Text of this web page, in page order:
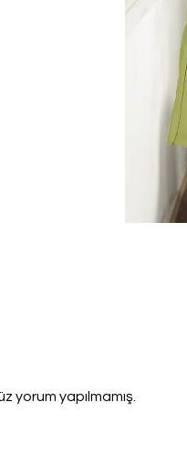
yorum yapılmamış.